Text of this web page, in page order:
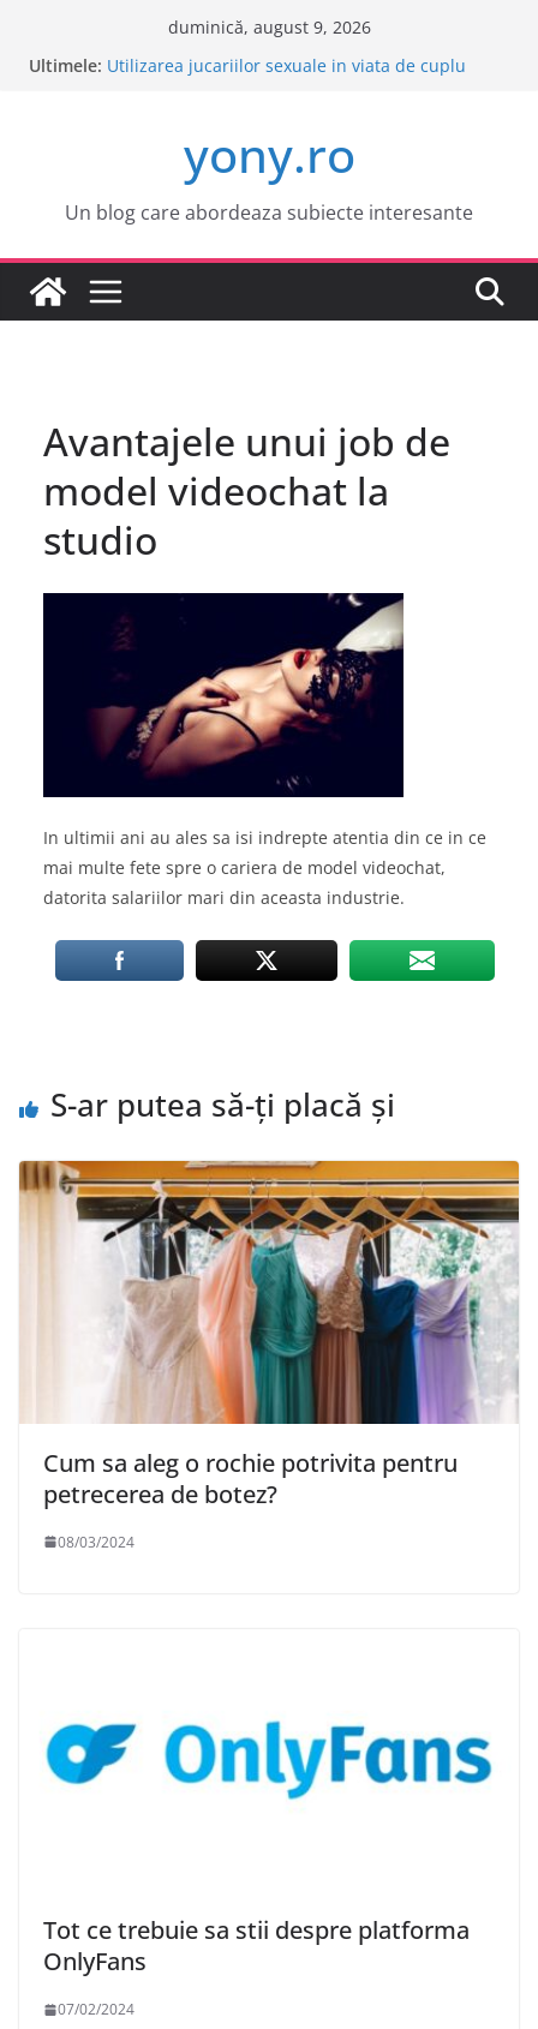
duminică, august 9, 2026
Ultimele: Este o idee buna sa cumpar o masina electrica?
Tot ce trebuie sa stii despre bolile copilariei
Tot ce trebuie sa stii despre epilarea definitiva
yony.ro
Un blog care abordeaza subiecte interesante
Avantajele unui job de
model videochat la
studio
In ultimii ani au ales sa isi indrepte atentia din ce in ce
mai multe fete spre o cariera de model videochat,
datorita salariilor mari din aceasta industrie.
S-ar putea să-ți placă și
Cum sa aleg o rochie potrivita pentru
petrecerea de botez?
08/03/2024
Tot ce trebuie sa stii despre platforma
OnlyFans
07/02/2024